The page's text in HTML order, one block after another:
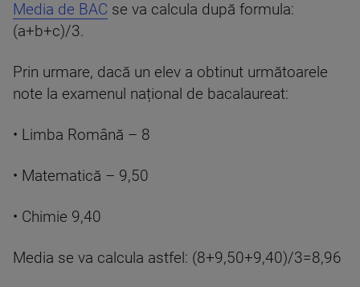
Media de BAC se va calcula după formula:
(a+b+c)/3.
Prin urmare, dacă un elev a obtinut următoarele
note la examenul național de bacalaureat:
• Limba Română – 8
• Matematică – 9,50
• Chimie 9,40
Media se va calcula astfel: (8+9,50+9,40)/3=8,96